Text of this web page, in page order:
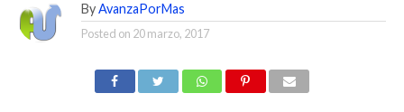
By AvanzaPorMas
Posted on 20 marzo, 2017